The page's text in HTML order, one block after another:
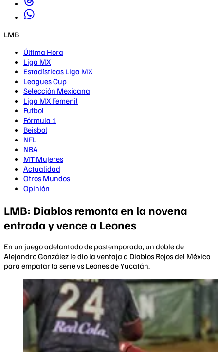
LMB
Última Hora
Liga MX
Estadísticas Liga MX
Leagues Cup
Selección Mexicana
Liga MX Femenil
Futbol
Fórmula 1
Beisbol
NFL
NBA
MT Mujeres
Actualidad
Otros Mundos
Opinión
LMB: Diablos remonta en la novena
entrada y vence a Leones
En un juego adelantado de postemporada, un doble de
Alejandro González le dio la ventaja a Diablos Rojos del México
para empatar la serie vs Leones de Yucatán.